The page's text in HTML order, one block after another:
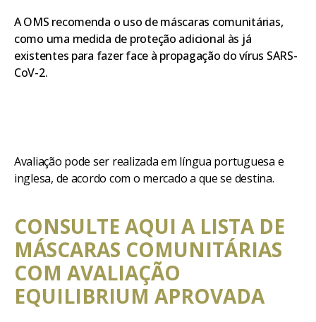
A OMS recomenda o uso de máscaras comunitárias,
como uma medida de proteção adicional às já
existentes para fazer face à propagação do vírus SARS-
CoV-2.
Avaliação pode ser realizada em língua portuguesa e
inglesa, de acordo com o mercado a que se destina.
CONSULTE AQUI A LISTA DE
MÁSCARAS COMUNITÁRIAS
COM AVALIAÇÃO
EQUILIBRIUM APROVADA